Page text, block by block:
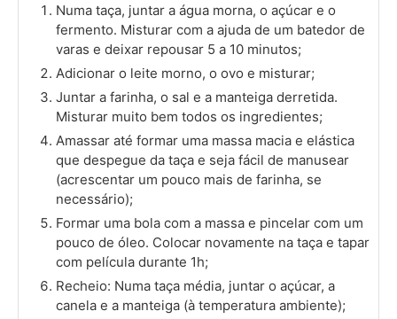
Numa taça, juntar a água morna, o açúcar e o
fermento. Misturar com a ajuda de um batedor de
varas e deixar repousar 5 a 10 minutos;
Adicionar o leite morno, o ovo e misturar;
Juntar a farinha, o sal e a manteiga derretida.
Misturar muito bem todos os ingredientes;
Amassar até formar uma massa macia e elástica
que despegue da taça e seja fácil de manusear
(acrescentar um pouco mais de farinha, se
necessário);
Formar uma bola com a massa e pincelar com um
pouco de óleo. Colocar novamente na taça e tapar
com película durante 1h;
Recheio: Numa taça média, juntar o açúcar, a
canela e a manteiga (à temperatura ambiente);